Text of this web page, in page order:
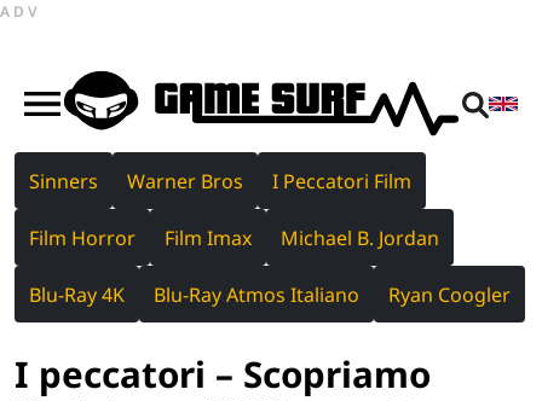
ADV
Sinners Warner Bros I Peccatori Film
Film Horror Film Imax Michael B. Jordan
Blu-Ray 4K Blu-Ray Atmos Italiano Ryan Coogler
I peccatori – Scopriamo